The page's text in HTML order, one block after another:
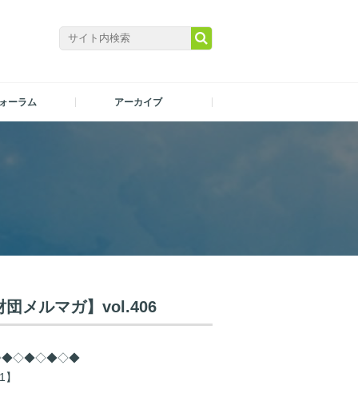
ーラム アーカイブ
団メルマガ】vol.406